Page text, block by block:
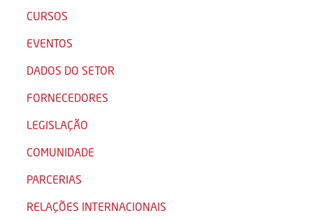
CURSOS
EVENTOS
DADOS DO SETOR
FORNECEDORES
LEGISLAÇÃO
COMUNIDADE
PARCERIAS
RELAÇÕES INTERNACIONAIS